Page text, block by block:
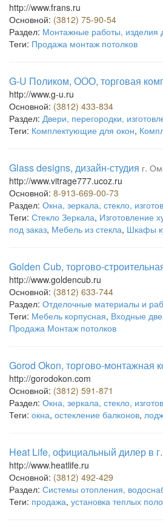
http://www.frans.ru
Основной: (3812) 75-90-54
Раздел: Монтажные работы, изделия
Теги: Продажа монтаж потолков
G-U Поликом, ООО, торговая
http://www.g-u.ru
Основной: (3812) 433-834
Раздел: Двери, перегородки,
Теги: Комплектующие для окон,
Glass designs, дизайн-студия г.
http://www.vitrage777.ucoz.ru
Основной: 8-913-669-00-73
Раздел: Окна, зеркала, стекло,
Теги: Стекло Зеркала, Изготовление
под заказ, Мебель из стекла, Шкафы
Golden Cub, торгово-
http://www.goldencub.ru
Основной: (3812) 633-744
Раздел: Отделочные материалы и
Теги: Мебель корпусная, Входные
Продажа Монтаж потолков
Gorod Okon, торгово-монтажная
http://gorodokon.com
Основной: (3812) 591-871
Раздел: Окна, зеркала, стекло,
Теги: окна, остекление балконов,
Heat Life, официальный дилер в
http://www.heatlife.ru
Основной: (3812) 492-429
Раздел: Системы отопления,
Теги: продажа, установка теплых